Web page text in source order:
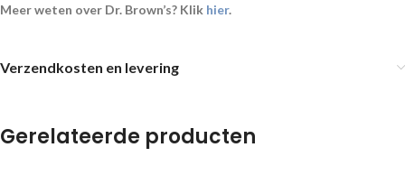
Meer weten over Dr. Brown’s? Klik hier.
Verzendkosten en levering
Gerelateerde producten